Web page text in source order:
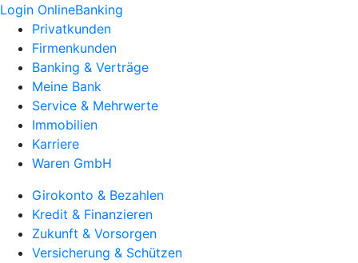
Login OnlineBanking
Privatkunden
Firmenkunden
Banking & Verträge
Meine Bank
Service & Mehrwerte
Immobilien
Karriere
Waren GmbH
Girokonto & Bezahlen
Kredit & Finanzieren
Zukunft & Vorsorgen
Versicherung & Schützen